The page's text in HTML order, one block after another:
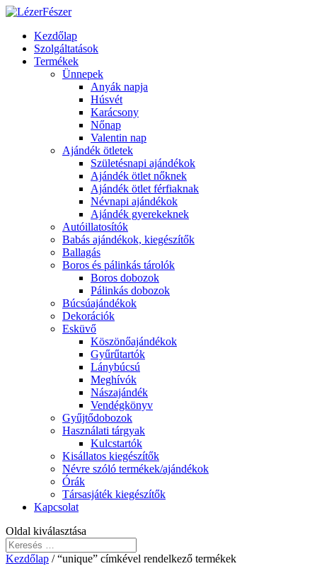
Kezdőlap
Szolgáltatások
Termékek
Ünnepek
Anyák napja
Húsvét
Karácsony
Nőnap
Valentin nap
Ajándék ötletek
Születésnapi ajándékok
Ajándék ötlet nőknek
Ajándék ötlet férfiaknak
Névnapi ajándékok
Ajándék gyerekeknek
Autóillatosítók
Babás ajándékok, kiegészítők
Ballagás
Boros és pálinkás tárolók
Boros dobozok
Pálinkás dobozok
Búcsúajándékok
Dekorációk
Esküvő
Köszönőajándékok
Gyűrűtartók
Lánybúcsú
Meghívók
Nászajándék
Vendégkönyv
Gyűjtődobozok
Használati tárgyak
Kulcstartók
Kisállatos kiegészítők
Névre szóló termékek/ajándékok
Órák
Társasjáték kiegészítők
Kapcsolat
Oldal kiválasztása
Kezdőlap / “unique” címkével rendelkező termékek